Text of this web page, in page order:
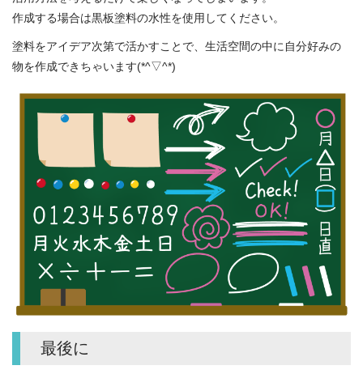
作成する場合は黒板塗料の水性を使用してください。
塗料をアイデア次第で活かすことで、生活空間の中に自分好みの
物を作成できちゃいます(*^▽^*)
最後に